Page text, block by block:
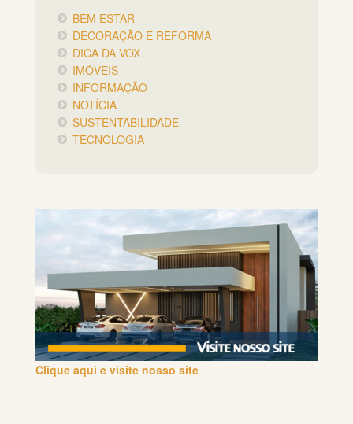
BEM ESTAR
DECORAÇÃO E REFORMA
DICA DA VOX
IMÓVEIS
INFORMAÇÃO
NOTÍCIA
SUSTENTABILIDADE
TECNOLOGIA
Clique aqui e visite nosso site